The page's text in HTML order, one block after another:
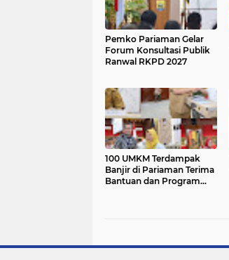
Pemko Pariaman Gelar
Forum Konsultasi Publik
Ranwal RKPD 2027
100 UMKM Terdampak
Banjir di Pariaman Terima
Bantuan dan Program